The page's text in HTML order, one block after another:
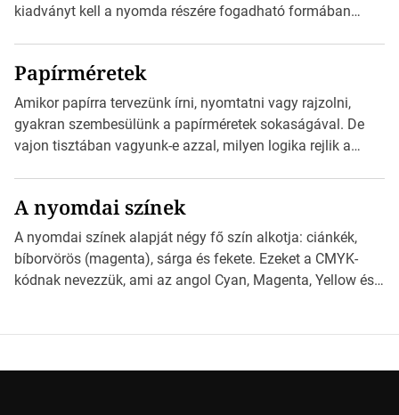
weblapjára. A QR-kód beolvasása után a felhasználó
kiadványt kell a nyomda részére fogadható formában
Illustratorban készült vektorgrafika. *Hirdetés Minden
esetben konzultáljunk a nyomdával, mielőtt elkezdjük a
nyomdai előkészítést!Nehogy az elkészült munka után
derüljön ki, hogy valamit másképp kellett volna csinálni! […]
Papírméretek
Amikor papírra tervezünk írni, nyomtatni vagy rajzolni,
gyakran szembesülünk a papírméretek sokaságával. De
vajon tisztában vagyunk-e azzal, milyen logika rejlik a
*Hirdetés Ebben a cikkben a papírméretek izgalmas
világába kalauzolunk el téged, hogy jobban megértsd,
milyen szempontok alapján érdemes választanod a
jövőben. Bevezetés a papírméretek világába A […]
A nyomdai színek
A nyomdai színek alapját négy fő szín alkotja: ciánkék,
bíborvörös (magenta), sárga és fekete. Ezeket a CMYK-
kódnak nevezzük, ami az angol Cyan, Magenta, Yellow és